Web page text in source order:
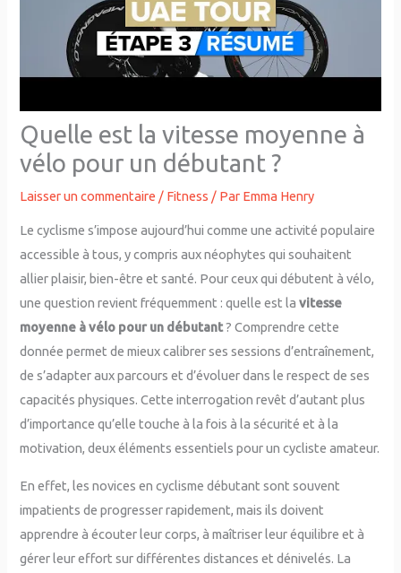
Quelle est la vitesse moyenne à
vélo pour un débutant ?
Laisser un commentaire / Fitness / Par Emma Henry
Le cyclisme s’impose aujourd’hui comme une activité populaire
accessible à tous, y compris aux néophytes qui souhaitent
allier plaisir, bien-être et santé. Pour ceux qui débutent à vélo,
une question revient fréquemment : quelle est lavitesse
moyenne à vélo pour un débutant? Comprendre cette
donnée permet de mieux calibrer ses sessions d’entraînement,
de s’adapter aux parcours et d’évoluer dans le respect de ses
capacités physiques. Cette interrogation revêt d’autant plus
d’importance qu’elle touche à la fois à la sécurité et à la
motivation, deux éléments essentiels pour un cycliste amateur.
En effet, les novices en cyclisme débutant sont souvent
impatients de progresser rapidement, mais ils doivent
apprendre à écouter leur corps, à maîtriser leur équilibre et à
gérer leur effort sur différentes distances et dénivelés. La